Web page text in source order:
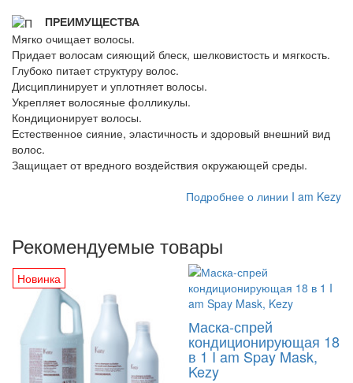
ПРЕИМУЩЕСТВА
Мягко очищает волосы.
Придает волосам сияющий блеск, шелковистость и мягкость.
Глубоко питает структуру волос.
Дисциплинирует и уплотняет волосы.
Укрепляет волосяные фолликулы.
Кондиционирует волосы.
Естественное сияние, эластичность и здоровый внешний вид
волос.
Защищает от вредного воздействия окружающей среды.
Подробнее о линии I am Kezy
Рекомендуемые товары
Новинка
Маска-спрей
кондиционирующая 18
в 1 I am Spay Mask,
Kezy